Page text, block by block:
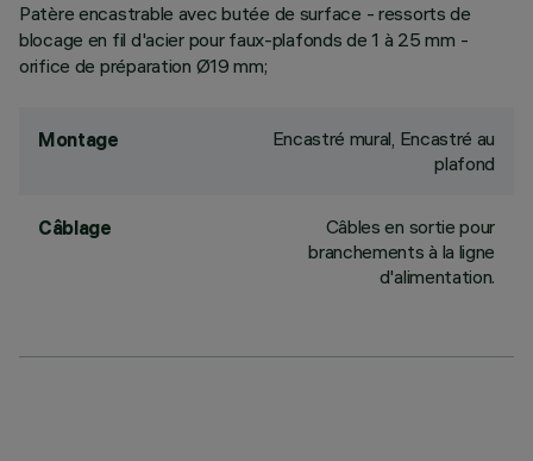
Patère encastrable avec butée de surface - ressorts de
blocage en fil d'acier pour faux-plafonds de 1 à 25 mm -
orifice de préparation Ø19 mm;
Montage
Encastré mural, Encastré au
plafond
Câblage
Câbles en sortie pour
branchements à la ligne
d'alimentation.